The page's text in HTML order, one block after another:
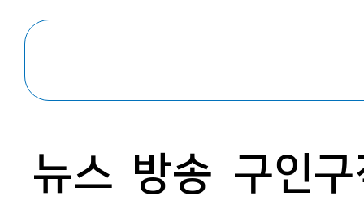
뉴스 방송 구인